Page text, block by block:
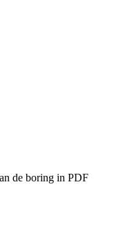
de boring in PDF